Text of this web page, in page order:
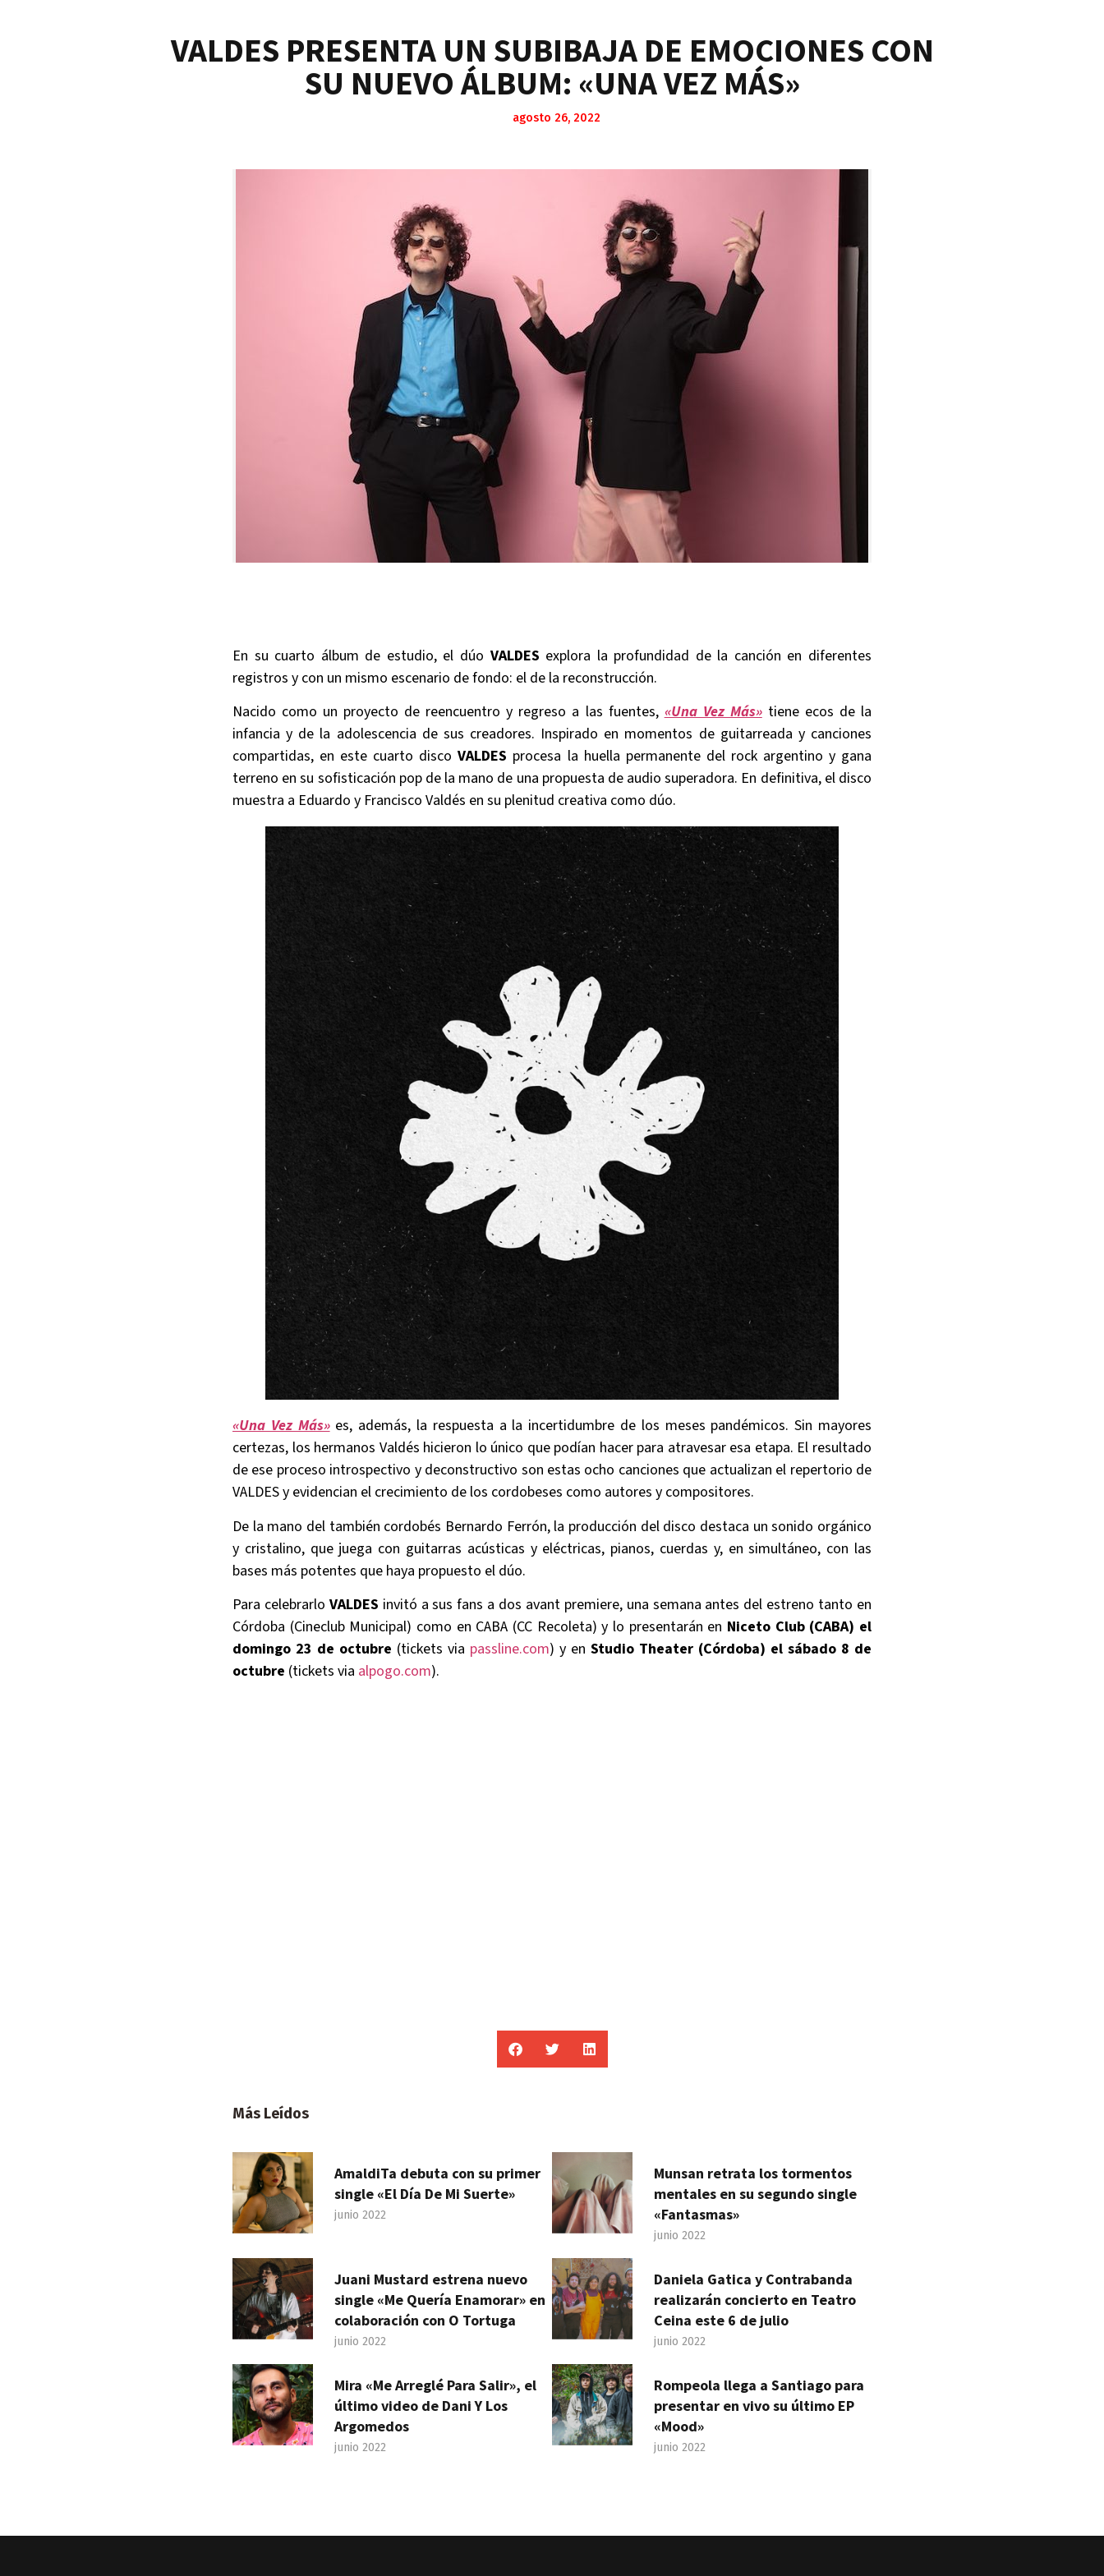
VALDES PRESENTA UN SUBIBAJA DE EMOCIONES CON
SU NUEVO ÁLBUM: «UNA VEZ MÁS»
agosto 26, 2022
En su cuarto álbum de estudio, el dúo VALDES explora la profundidad de la canción en diferentes
registros y con un mismo escenario de fondo: el de la reconstrucción.
Nacido como un proyecto de reencuentro y regreso a las fuentes,«Una Vez Más»tiene ecos de la
infancia y de la adolescencia de sus creadores. Inspirado en momentos de guitarreada y canciones
compartidas, en este cuarto discoVALDES procesa la huella permanente del rock argentino y gana
terreno en su sofisticación pop de la mano de una propuesta de audio superadora. En definitiva, el disco
muestra a Eduardo y Francisco Valdés en su plenitud creativa como dúo.
«Una Vez Más» es, además, la respuesta a la incertidumbre de los meses pandémicos. Sin mayores
certezas, los hermanos Valdés hicieron lo único que podían hacer para atravesar esa etapa. El resultado
de ese proceso introspectivo y deconstructivo son estas ocho canciones que actualizan el repertorio de
VALDES y evidencian el crecimiento de los cordobeses como autores y compositores.
De la mano del también cordobés Bernardo Ferrón, la producción del disco destaca un sonido orgánico
y cristalino, que juega con guitarras acústicas y eléctricas, pianos, cuerdas y, en simultáneo, con las
bases más potentes que haya propuesto el dúo.
Para celebrarlo VALDES invitó a sus fans a dos avant premiere, una semana antes del estreno tanto en
Córdoba (Cineclub Municipal) como en CABA (CC Recoleta) y lo presentarán en Niceto Club (CABA) el
domingo 23 de octubre (tickets via passline.com) y en Studio Theater (Córdoba) el sábado 8 de
octubre (tickets via alpogo.com).
Más Leídos
AmaldiTa debuta con su primer
single «El Día De Mi Suerte»
junio 2022
Munsan retrata los tormentos
mentales en su segundo single
«Fantasmas»
junio 2022
Juani Mustard estrena nuevo
single «Me Quería Enamorar» en
colaboración con O Tortuga
junio 2022
Daniela Gatica y Contrabanda
realizarán concierto en Teatro
Ceina este 6 de julio
junio 2022
Mira «Me Arreglé Para Salir», el
último video de Dani Y Los
Argomedos
junio 2022
Rompeola llega a Santiago para
presentar en vivo su último EP
«Mood»
junio 2022